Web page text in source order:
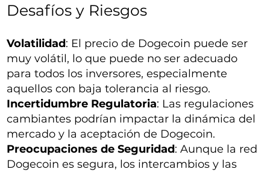
Desafíos y Riesgos
Volatilidad: El precio de Dogecoin puede ser
muy volátil, lo que puede no ser adecuado
para todos los inversores, especialmente
aquellos con baja tolerancia al riesgo.
Incertidumbre Regulatoria: Las regulaciones
cambiantes podrían impactar la dinámica del
mercado y la aceptación de Dogecoin.
Preocupaciones de Seguridad: Aunque la red
Dogecoin es segura, los intercambios y las